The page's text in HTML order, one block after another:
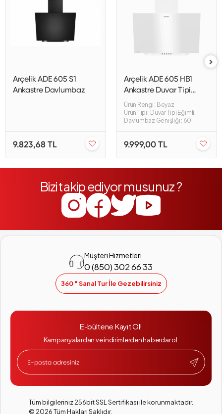
Arçelik ADE 605 S1
Ankastre Davlumbaz
9.823,68 TL
Arçelik ADE 605 HB1
Ankastre Duvar Tipi
Davlumbaz
Ürün Rengi : Beyaz
Ürün Tipi : Duvar Tipi Eğimli
Davlumbaz Genişliği : 60
9.999,00 TL
Bizi takip ediyor musunuz ?
Müşteri Hizmetleri
0 (850) 302 66 33
360 ° Sanal Tur İle Gezebilirsiniz
E-bültene Kayıt Ol!
Kampanyalardan ve indirimlerden haberdar ol.
Tüm bilgileriniz 256bit SSL Sertifikası ile korunmaktadır.
© 2026Tüm Hakları Saklıdır.